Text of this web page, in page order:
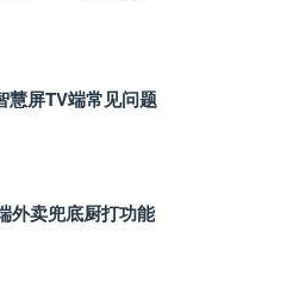
慧屏TV端常见问题
外卖兜底厨打功能